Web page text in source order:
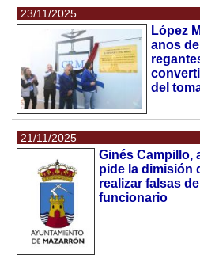
23/11/2025
López
anos
del
21/11/2025
Ginés Campillo,
pide la dimisión
realizar falsas
funcionario